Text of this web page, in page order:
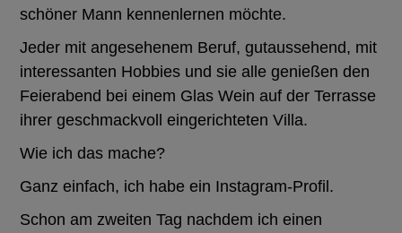
schöner Mann kennenlernen möchte.
Jeder mit angesehenem Beruf, gutaussehend, mit
interessanten Hobbies und sie alle genießen den
Feierabend bei einem Glas Wein auf der Terrasse
ihrer geschmackvoll eingerichteten Villa.
Wie ich das mache?
Ganz einfach, ich habe ein Instagram-Profil.
Schon am zweiten Tag nachdem ich einen